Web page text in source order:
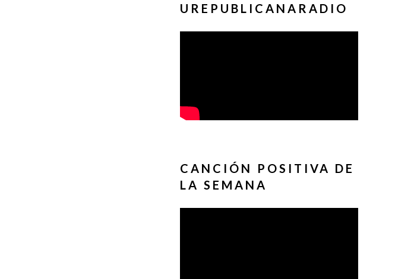
UREPUBLICANARADIO
CANCIÓN POSITIVA DE
LA SEMANA